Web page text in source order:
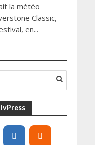
la météo
Classic,
en...